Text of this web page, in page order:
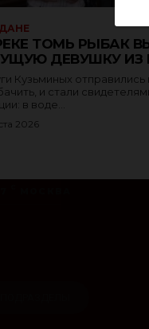
ТОМЬ РЫБАК
ДЕВУШКУ ИЗ
Кузьминых
и стали
в воде...
2026